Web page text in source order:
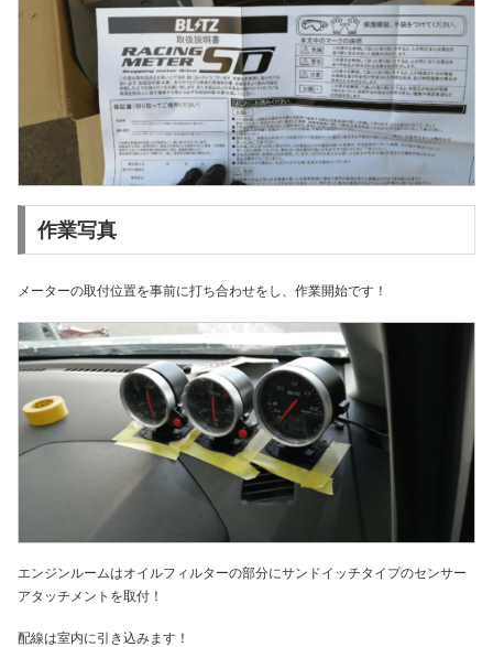
作業写真
メーターの取付位置を事前に打ち合わせをし、作業開始です！
エンジンルームはオイルフィルターの部分にサンドイッチタイプのセンサー
アタッチメントを取付！
配線は室内に引き込みます！